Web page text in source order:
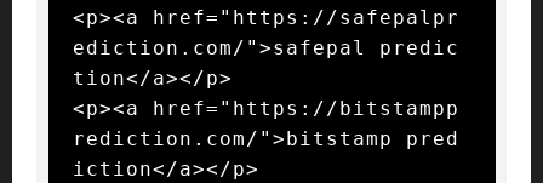
<p><a href="https://safepalpr
ediction.com/">safepal predic
tion</a></p>
<p><a href="https://bitstampp
rediction.com/">bitstamp pred
iction</a></p>